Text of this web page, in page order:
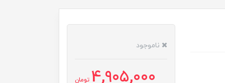
ناموجود
4,905,000 تومان